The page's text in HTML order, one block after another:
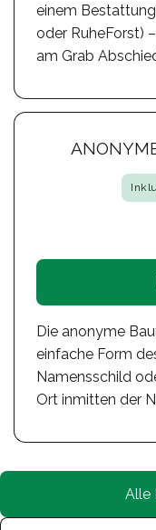
einem
oder RuheForst)
am Grab
Die anonyme
einfache Form
Namensschild
Ort inmitten der
Alle